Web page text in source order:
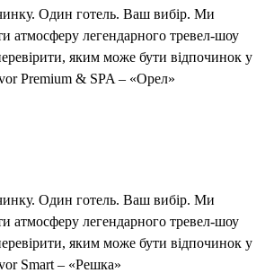
Один готель. Ваш вибір. Ми
атмосферу легендарного тревел-шоу
яким може бути відпочинок у
Premium & SPA – «Орел»
Один готель. Ваш вибір. Ми
атмосферу легендарного тревел-шоу
яким може бути відпочинок у
Smart – «Решка»